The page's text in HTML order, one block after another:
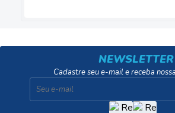
NEWSLETTER
Cadastre seu e-mail e receba